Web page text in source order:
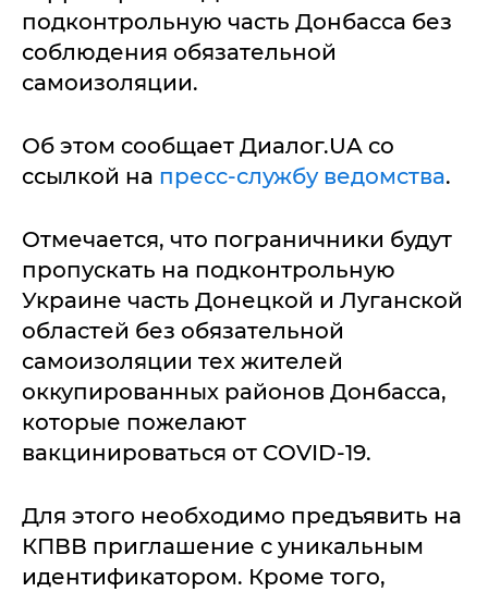
подконтрольную часть Донбасса без
соблюдения обязательной
самоизоляции.
Об этом сообщает Диалог.UA со
ссылкой на пресс-службу ведомства.
Отмечается, что пограничники будут
пропускать на подконтрольную
Украине часть Донецкой и Луганской
областей без обязательной
самоизоляции тех жителей
оккупированных районов Донбасса,
которые пожелают
вакцинироваться от COVID-19.
Для этого необходимо предъявить на
КПВВ приглашение с уникальным
идентификатором. Кроме того,